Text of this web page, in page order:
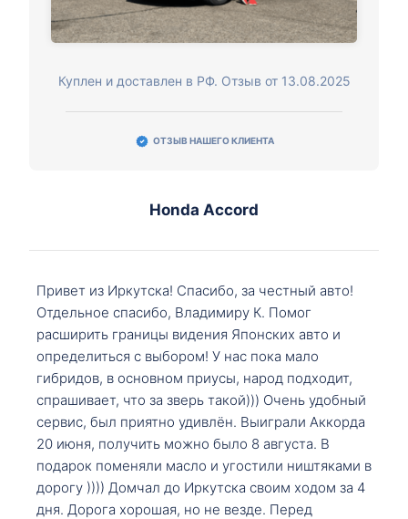
Куплен и доставлен в РФ. Отзыв от 13.08.2025
ОТЗЫВ НАШЕГО КЛИЕНТА
Honda Accord
Привет из Иркутска! Спасибо, за честный авто!
Отдельное спасибо, Владимиру К. Помог
расширить границы видения Японских авто и
определиться с выбором! У нас пока мало
гибридов, в основном приусы, народ подходит,
спрашивает, что за зверь такой))) Очень удобный
сервис, был приятно удивлён. Выиграли Аккорда
20 июня, получить можно было 8 августа. В
подарок поменяли масло и угостили ништяками в
дорогу )))) Домчал до Иркутска своим ходом за 4
дня. Дорога хорошая, но не везде. Перед